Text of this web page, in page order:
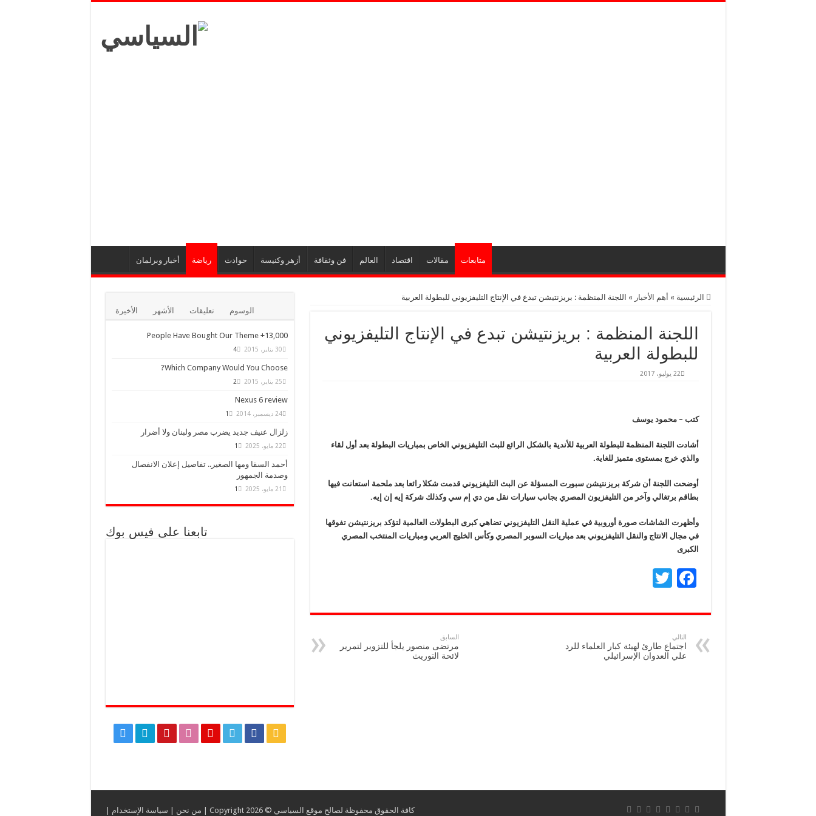
أخبار وبرلمان رياضة حوادث أزهر وكنيسة فن وثقافة العالم اقتصاد مقالات متابعات
الرئيسية » أهم اﻷخبار » اللجنة المنظمة : بريزنتيشن تبدع في الإنتاج التليفزيوني للبطولة العربية
اللجنة المنظمة : بريزنتيشن تبدع في الإنتاج التليفزيوني
للبطولة العربية
22 يوليو، 2017
كتب – محمود يوسف
أشادت اللجنة المنظمة للبطولة العربية للأندية بالشكل الرائع للبث التليفزيوني الخاص بمباريات البطولة بعد أول لقاء
والذي خرج بمستوى متميز للغاية.
أوضحت اللجنة أن شركة بريزنتيشن سبورت المسؤلة عن البث التليفزيوني قدمت شكلا رائعا بعد ملحمة استعانت فيها
بطاقم برتغالي وآخر من التليفزيون المصري بجانب سيارات نقل من دي إم سي وكذلك شركة إيه إن إيه.
وأظهرت الشاشات صورة أوروبية في عملية النقل التليفزيوني تضاهي كبرى البطولات العالمية لتؤكد بريزنتيشن تفوقها
في مجال الانتاج والنقل التليفزيوني بعد مباريات السوبر المصري وكأس الخليج العربي ومباريات المنتخب المصري
الكبرى
F
e
b
o
tt
er
السابق
مرتضى منصور يلجأ للتزوير لتمرير
لائحة التوريث
التالي
اجتماع طارئ لهيئة كبار العلماء للرد
علي العدوان الإسرائيلي
الأخيرة الأشهر تعليقات الوسوم
13,000+ People Have Bought Our Theme
30 يناير، 2015 4
Which Company Would You Choose?
25 يناير، 2015 2
Nexus 6 review
24 ديسمبر، 2014 1
زلزال عنيف جديد يضرب مصر ولبنان ولا أضرار
22 مايو، 2025 1
أحمد السقا ومها الصغير.. تفاصيل إعلان الانفصال
وصدمة الجمهور
21 مايو، 2025 1
تابعنا على فيس بوك
كافة الحقوق محفوظة لصالح موقع السياسي © Copyright 2026 | من نحن سياسة الإستخدام